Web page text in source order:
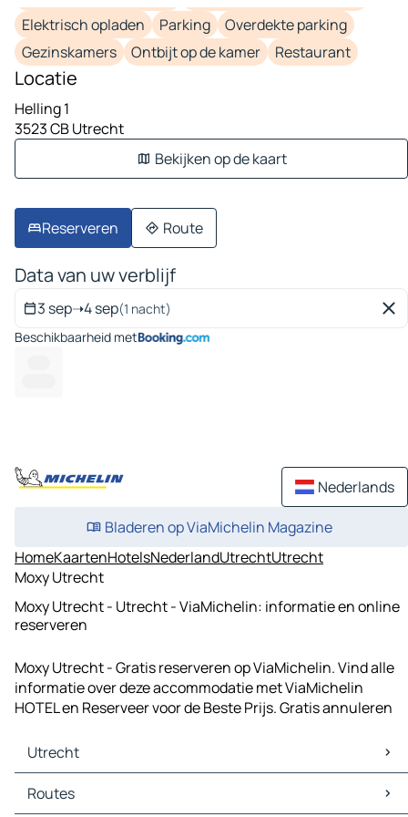
Elektrisch opladen
Parking
Overdekte parking
Gezinskamers
Ontbijt op de kamer Restaurant
Locatie
Helling 1
3523 CB Utrecht
Bekijken op de kaart
Reserveren Route
Data van uw verblijf
3 sep➝4 sep(1 nacht)
Beschikbaarheid met
Nederlands
Bladeren op ViaMichelin Magazine
HomeKaartenHotelsNederlandUtrechtUtrecht
Moxy Utrecht
Moxy Utrecht - Utrecht - ViaMichelin: informatie en online
reserveren
Moxy Utrecht - Gratis reserveren op ViaMichelin. Vind alle
informatie over deze accommodatie met ViaMichelin
HOTEL en Reserveer voor de Beste Prijs. Gratis annuleren
Utrecht
Utrecht Kaarten
Utrecht Verkeer
Routes